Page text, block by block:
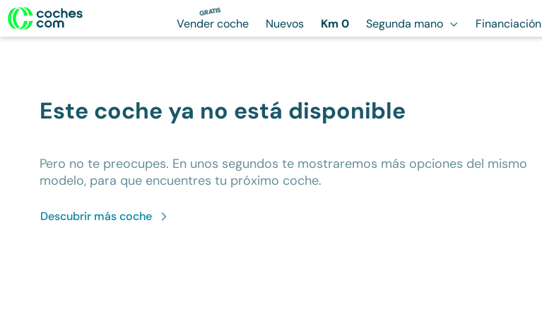
GRATIS
Vender coche Nuevos Km 0 Segunda mano Financiación
Este coche ya no está disponible
Pero no te preocupes. En unos segundos te mostraremos más opciones del mismo
modelo, para que encuentres tu próximo coche.
Descubrir máscoche